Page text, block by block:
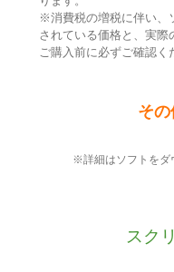
※消費税の増税に伴い、
されている価格と、実際
ご購入前に必ずご確認く
そ
※詳細はソフトをダ
スク